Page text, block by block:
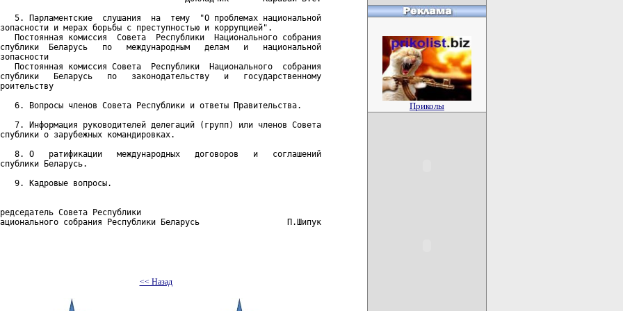
5. Парламентские  слушания  на  тему  "О проблемах национальной
и мерах борьбы с преступностью и коррупцией".
Постоянная комиссия  Совета  Республики  Национального собрания
Беларусь   по   международным   делам   и   национальной
Постоянная комиссия Совета  Республики  Национального  собрания
Беларусь   по   законодательству   и   государственному
6. Вопросы членов Совета Республики и ответы Правительства.
7. Информация руководителей делегаций (групп) или членов Совета
о зарубежных командировках.
8. О   ратификации   международных   договоров   и   соглашений
Беларусь.
9. Кадровые вопросы.
Совета Республики
собрания Республики Беларусь                  П.Шипук
<< Назад
Приколы